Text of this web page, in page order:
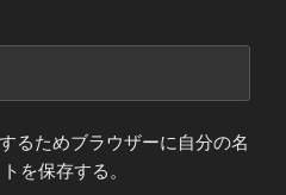
るためブラウザーに自分の名
を保存する。